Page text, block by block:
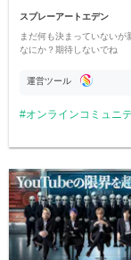
スプレーアートエデン
まだ何も決まっていないが
なにか？期待しないでね
運営ツール
オンラインコミュニ